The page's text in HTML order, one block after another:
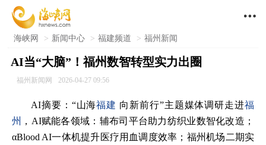

海峡网 > 新闻中心 > 福建频道 > 福州新闻
​AI当“大脑”！福州数智转型实力出圈
福州新闻网 2026-04-27 09:56
AI摘要：“山海福建 向新前行”主题媒体调研走进福
州 ，AI赋能各领域：辅布司平台助力纺织业数智化改造；
αBlood AI一体机提升医疗用血调度效率；福州机场二期实